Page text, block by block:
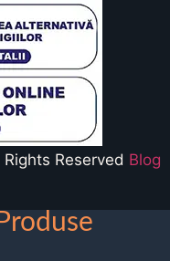
Reserved Blog
Produse